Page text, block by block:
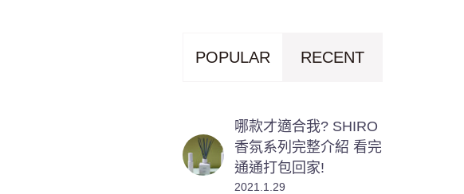
POPULAR RECENT
哪款才適合我? SHIRO
香氛系列完整介紹 看完
通通打包回家!
2021.1.29